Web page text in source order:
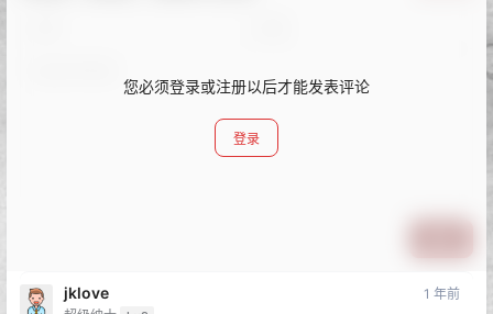
您必须登录或注册以后才能发表评论
登录
jklove 1 年前